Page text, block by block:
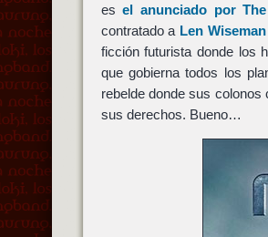
esel anunciado por
contratado a Len Wiseman
ficción futurista donde los
que gobierna todos los
rebelde donde sus
sus derechos. Bueno…